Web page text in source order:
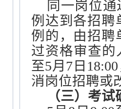
同一岗位
例达到各招聘
例的，由招聘
过资格审查
至5月7日
消岗位招聘或
（三）考